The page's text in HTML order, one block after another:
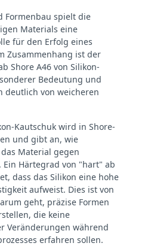
Formenbau spielt die
Materials eine
für den Erfolg eines
Zusammenhang ist der
Shore A46 von Silikon-
Bedeutung und
deutlich von weicheren
Kautschuk wird in Shore-
und gibt an, wie
Material gegen
Härtegrad von "hart" ab
dass das Silikon eine hohe
aufweist. Dies ist von
geht, präzise Formen
die keine
Veränderungen während
erfahren sollen.